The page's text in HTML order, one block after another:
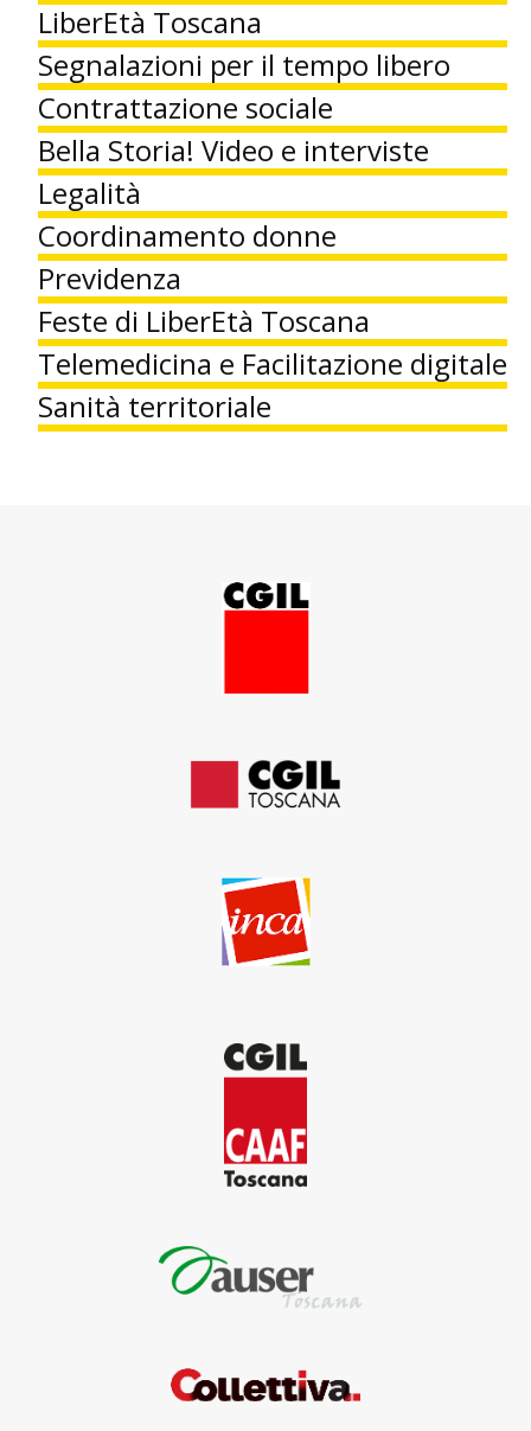
LiberEtà Toscana
Segnalazioni per il tempo libero
Contrattazione sociale
Bella Storia! Video e interviste
Legalità
Coordinamento donne
Previdenza
Feste di LiberEtà Toscana
Telemedicina e Facilitazione digitale
Sanità territoriale